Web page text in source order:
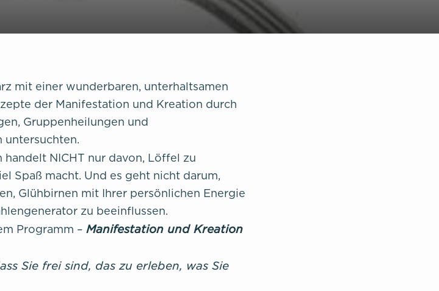
mit einer wunderbaren, unterhaltsamen
der Manifestation und Kreation durch
Gruppenheilungen und
untersuchten.
NICHT nur davon, Löffel zu
Spaß macht. Und es geht nicht darum,
Glühbirnen mit Ihrer persönlichen Energie
zu beeinflussen.
Programm – Manifestation und Kreation
Sie frei sind, das zu erleben, was Sie